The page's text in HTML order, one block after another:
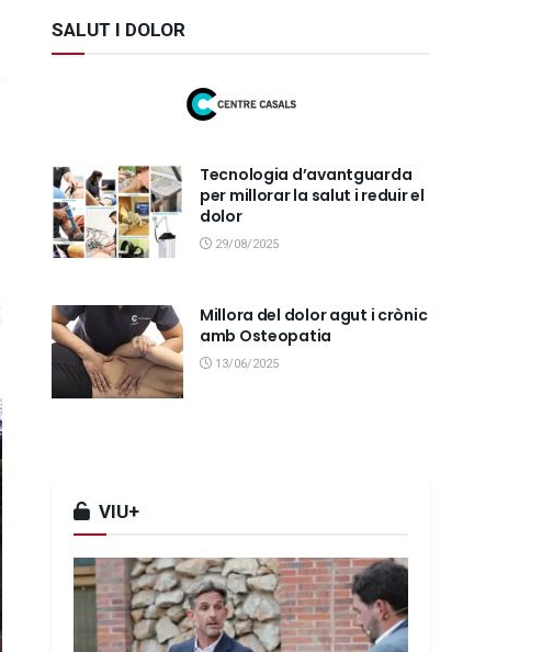
SALUT I DOLOR
Tecnologia d’avantguarda
per millorar la salut i reduir el
dolor
29/08/2025
Millora del dolor agut i crònic
amb Osteopatia
13/06/2025
VIU+